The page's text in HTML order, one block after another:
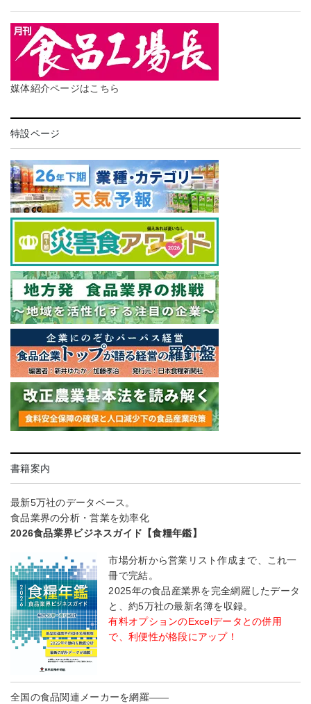
媒体紹介ページはこちら
特設ページ
書籍案内
最新5万社のデータベース。
食品業界の分析・営業を効率化
2026食品業界ビジネスガイド【食糧年鑑】
市場分析から営業リスト作成まで、これ一
冊で完結。
2025年の食品産業界を完全網羅したデータ
と、約5万社の最新名簿を収録。
有料オプションのExcelデータとの併用
で、利便性が格段にアップ！
全国の食品関連メーカーを網羅――